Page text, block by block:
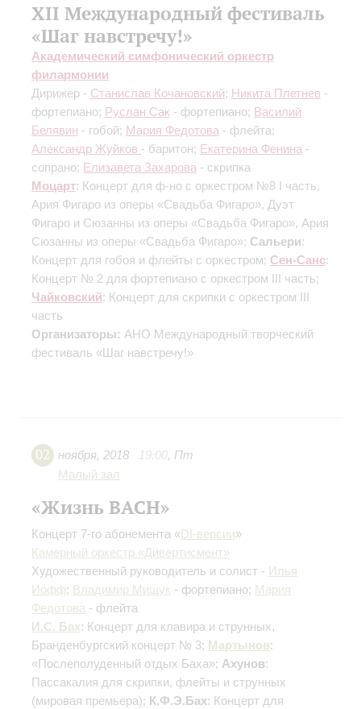
XII Международный фестиваль
«Шаг навстречу!»
Академический симфонический оркестр
филармонии
Дирижер - Станислав Кочановский; Никита Плетнев -
фортепиано; Руслан Сак - фортепиано; Василий
Белявин - гобой; Мария Федотова - флейта;
Александр Жуйков - баритон; Екатерина Фенина -
сопрано; Елизавета Захарова - скрипка
Моцарт: Концерт для ф-но с оркестром №8 I часть,
Ария Фигаро из оперы «Свадьба Фигаро», Дуэт
Фигаро и Сюзанны из оперы «Свадьба Фигаро», Ария
Сюзанны из оперы «Свадьба Фигаро»; Сальери:
Концерт для гобоя и флейты с оркестром; Сен-Санс:
Концерт № 2 для фортепиано с оркестром III часть;
Чайковский: Концерт для скрипки с оркестром III
часть
Организаторы: АНО Международный творческий
фестиваль «Шаг навстречу!»
02 ноября, 2018 19:00, Пт
Малый зал
«Жизнь BACH»
Концерт 7-го абонемента «DI-версии»
Камерный оркестр «Дивертисмент»
Художественный руководитель и солист - Илья
Иофф; Владимир Мищук - фортепиано; Мария
Федотова - флейта
И.С. Бах: Концерт для клавира и струнных,
Бранденбургский концерт № 3; Мартынов:
«Послеполуденный отдых Баха»; Ахунов:
Пассакалия для скрипки, флейты и струнных
(мировая премьера); К.Ф.Э.Бах: Концерт для